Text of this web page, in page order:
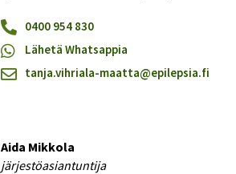
0400 954 830
Lähetä Whatsappia
tanja.vihriala-maatta@​epilepsia.fi
Aida Mikkola
järjestöasiantuntija